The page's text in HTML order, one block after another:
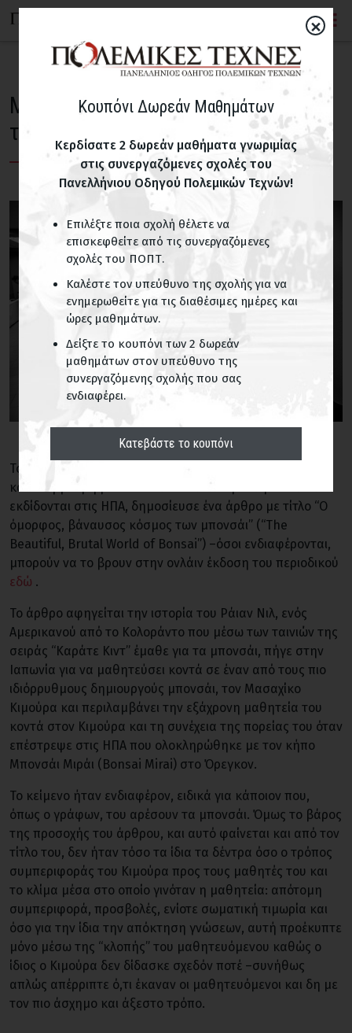
Μπονσάι και άλλες πολεμικές
τέχνες
Τον προηγούμενο Νοέμβριο, το περιοδικό “New Yorker”,
κατά τη γνώμη μου ένα από τα καλύτερα περιοδικά που
εκδίδονται στις ΗΠΑ, δημοσίευσε ένα άρθρο με τίτλο “Ο
όμορφος, βάναυσος κόσμος των μπονσάι” (“The
Beautiful, Brutal World of Bonsai”) –όσοι ενδιαφέρονται,
μπορούν να το βρουν στην ονλάιν έκδοση του περιοδικού
εδώ .
Το άρθρο αφηγείται την ιστορία του Ράιαν Νιλ, ενός
Αμερικανού από το Κολοράντο που μέσω των ταινιών της
σειράς “Καράτε Κιντ” έμαθε για τα μπονσάι, πήγε στην
Ιαπωνία για να μαθητεύσει κοντά σε έναν από τους πιο
ιδιόρρυθμους δημιουργούς μπονσάι, τον Μασαχίκο
Κιμούρα και περιλαμβάνει την εξάχρονη μαθητεία του
κοντά στον Κιμούρα και τη συνέχεια της πορείας του όταν
επέστρεψε στις ΗΠΑ που ολοκληρώθηκε με τον κήπο
Μπονσάι Μιράι (Bonsai Mirai) στο Όρεγκον.
Το κείμενο ήταν ενδιαφέρον, ειδικά για κάποιον που,
όπως ο γράφων, του αρέσουν τα μπονσάι. Όμως το βάρος
της προσοχής του άρθρου, και αυτό φαίνεται και από τον
τίτλο του, δεν ήταν τόσο τα ίδια τα δέντρα όσο ο τρόπος
συμπεριφοράς του Κιμούρα προς τους μαθητές του και
το κλίμα μέσα στο οποίο γινόταν η μαθητεία: απότομη
συμπεριφορά, προσβολές, ενίοτε σωματική τιμωρία και
όσο για την ίδια την απόκτηση γνώσεων, αυτή προέκυπτε
μόνο μέσω της “κλοπής” του μαθητευόμενου καθώς ο
ίδιος ο Κιμούρα δεν δίδασκε σχεδόν ποτέ –συνήθως
απλώς απέρριπτε ό,τι έκαναν οι μαθητευόμενοι και δη με
τον πιο άσχημο και άξεστο τρόπο.
×
Κουπόνι Δωρεάν Μαθημάτων
Κερδίσατε 2 δωρεάν μαθήματα γνωριμίας
στις συνεργαζόμενες σχολές του
Πανελλήνιου Οδηγού Πολεμικών Τεχνών!
Επιλέξτε ποια σχολή θέλετε να
επισκεφθείτε από τις συνεργαζόμενες
σχολές του ΠΟΠΤ.
Καλέστε τον υπεύθυνο της σχολής για να
ενημερωθείτε για τις διαθέσιμες ημέρες και
ώρες μαθημάτων.
Δείξτε το κουπόνι των 2 δωρεάν
μαθημάτων στον υπεύθυνο της
συνεργαζόμενης σχολής που σας
ενδιαφέρει.
Κατεβάστε το κουπόνι